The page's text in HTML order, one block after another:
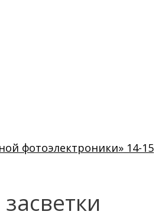
фотоэлектроники» 14-15